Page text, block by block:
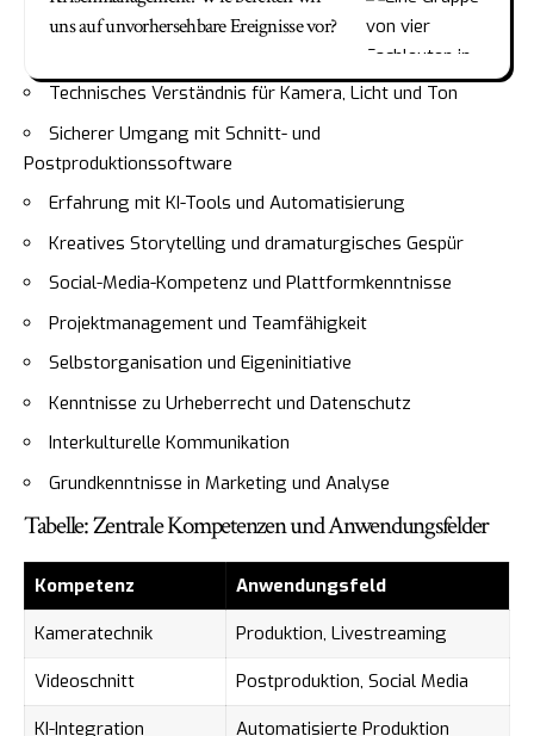
uns auf unvorhersehbare Ereignisse vor?
Technisches Verständnis für Kamera, Licht und Ton
Sicherer Umgang mit Schnitt- und
Postproduktionssoftware
Erfahrung mit KI-Tools und Automatisierung
Kreatives Storytelling und dramaturgisches Gespür
Social-Media-Kompetenz und Plattformkenntnisse
Projektmanagement und Teamfähigkeit
Selbstorganisation und Eigeninitiative
Kenntnisse zu Urheberrecht und Datenschutz
Interkulturelle Kommunikation
Grundkenntnisse in Marketing und Analyse
Tabelle: Zentrale Kompetenzen und Anwendungsfelder
Kompetenz
Anwendungsfeld
Kameratechnik
Produktion, Livestreaming
Videoschnitt
Postproduktion, Social Media
KI-Integration
Automatisierte Produktion